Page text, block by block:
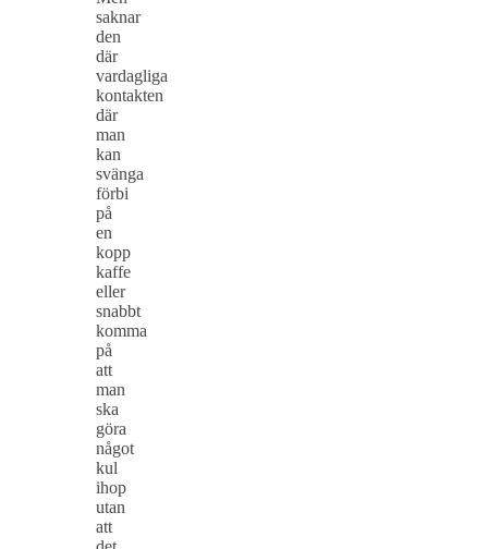
saknar
den
där
vardagliga
kontakten
där
man
kan
svänga
förbi
på
en
kopp
kaffe
eller
snabbt
komma
på
att
man
ska
göra
något
kul
ihop
utan
att